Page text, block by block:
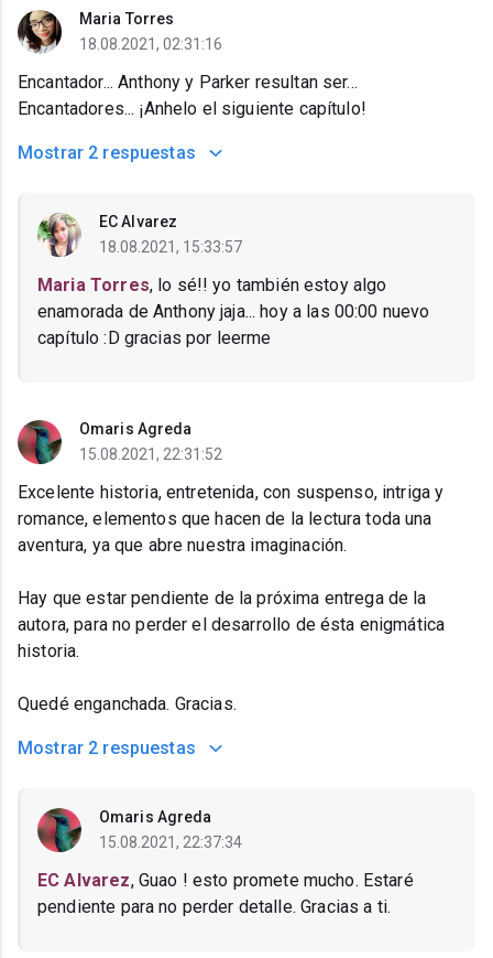
Maria Torres
18.08.2021, 02:31:16
Encantador... Anthony y Parker resultan ser...
Encantadores... ¡Anhelo el siguiente capítulo!
Mostrar 2 respuestas
EC Alvarez
18.08.2021, 15:33:57
Maria Torres, lo sé!! yo también estoy algo
enamorada de Anthony jaja... hoy a las 00:00 nuevo
capítulo :D gracias por leerme
Omaris Agreda
15.08.2021, 22:31:52
Excelente historia, entretenida, con suspenso, intriga y
romance, elementos que hacen de la lectura toda una
aventura, ya que abre nuestra imaginación.
Hay que estar pendiente de la próxima entrega de la
autora, para no perder el desarrollo de ésta enigmática
historia.
Quedé enganchada. Gracias.
Mostrar 2 respuestas
Omaris Agreda
15.08.2021, 22:37:34
EC Alvarez, Guao ! esto promete mucho. Estaré
pendiente para no perder detalle. Gracias a ti.